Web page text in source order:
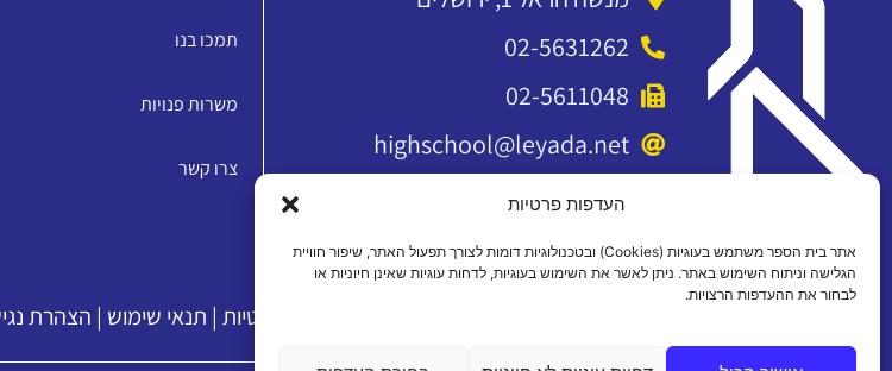
העדפות פרטיות
אתר בית הספר משתמש בעוגיות (Cookies) ובטכנולוגיות דומות לצורך תפעול האתר, שיפור חוויית
הגלישה וניתוח השימוש באתר. ניתן לאשר את השימוש בעוגיות, לדחות עוגיות שאינן חיוניות או
לבחור את ההעדפות הרצויות.
02-5631262
02-5611048
highschool@leyada.net
תמכו בנו
משרות פנויות
צרו קשר
מדיניות פרטיות | תנאי שימוש | הצהרת